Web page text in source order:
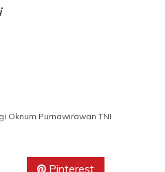
Oknum Purnawirawan TNI
Pinterest